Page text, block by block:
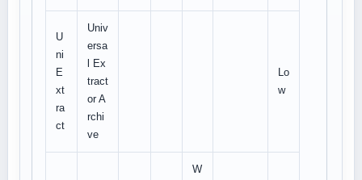
U
ni
E
xt
ra
ct
Univ
ersa
l Ex
tract
or A
rchi
ve
Lo
w
W